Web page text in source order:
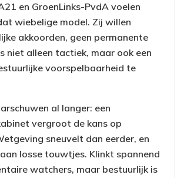
en GroenLinks-PvdA voelen
wiebelige model. Zij willen
akkoorden, geen permanente
niet alleen tactiek, maar ook een
voorspelbaarheid te
al langer: een
vergroot de kans op
sneuvelt dan eerder, en
losse touwtjes. Klinkt spannend
watchers, maar bestuurlijk is